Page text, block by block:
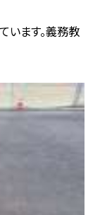
います。義務教